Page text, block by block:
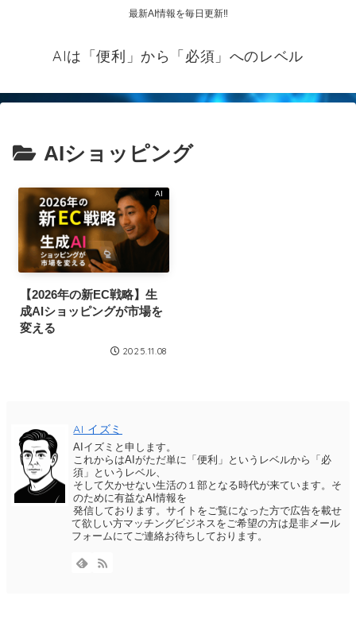
最新AI情報を毎日更新‼
AIは「便利」から「必須」へのレベル
AIショッピング
AI
【2026年の新EC戦略】生
成AIショッピングが市場を
変える
2025.11.08
AI イズミ
AIイズミと申します。
これからはAIがただ単に「便利」というレベルから「必
須」というレベル、
そして欠かせない生活の１部となる時代が来ています。そ
のために有益なAI情報を
発信しております。サイトをご覧になった方で広告を載せ
て欲しい方マッチングビジネスをご希望の方は是非メール
フォームにてご連絡お待ちしております。